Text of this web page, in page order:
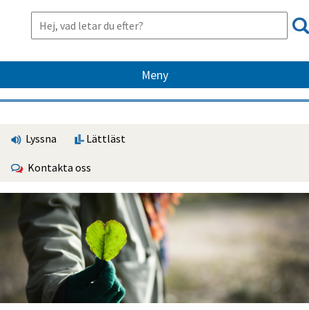
Meny
Lyssna Lättläst
Kontakta oss